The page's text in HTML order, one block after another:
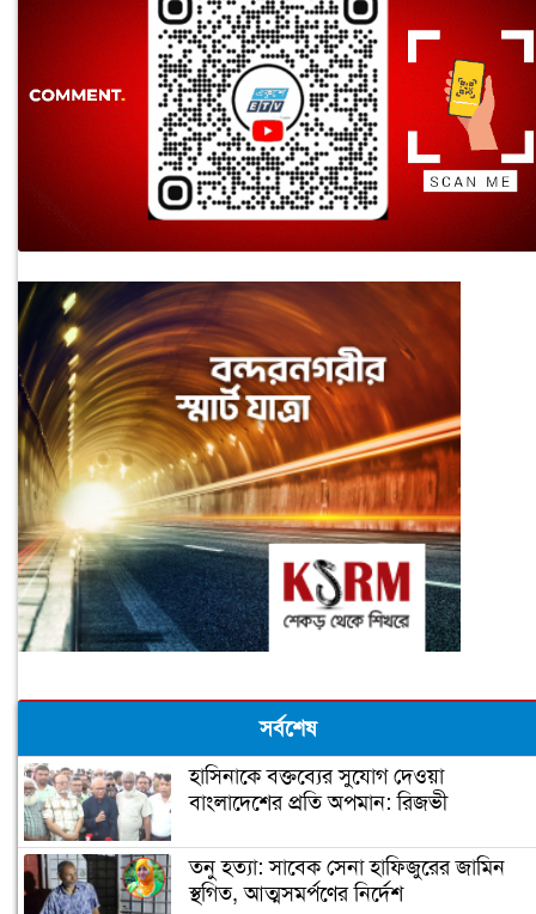
সর্বশেষ
হাসিনাকে বক্তব্যের সুযোগ দেওয়া
বাংলাদেশের প্রতি অপমান: রিজভী
তনু হত্যা: সাবেক সেনা হাফিজুরের জামিন
স্থগিত, আত্মসমর্পণের নির্দেশ